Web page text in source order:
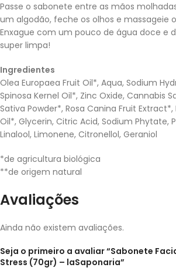
Passe o sabonete entre as mãos
um algodão, feche os olhos e massageie
Enxague com um pouco de água doce e
super limpa!
Ingredientes
Olea Europaea Fruit Oil*, Aqua, Sodium
Spinosa Kernel Oil*, Zinc Oxide, Cannabis
Sativa Powder*, Rosa Canina Fruit
Oil*, Glycerin, Citric Acid, Sodium Phytate,
Linalool, Limonene, Citronellol, Geraniol
*de agricultura biológica
**de origem natural
Avaliações
Ainda não existem avaliações.
Seja o primeiro a avaliar “Sabonete
Stress (70gr) – laSaponaria”